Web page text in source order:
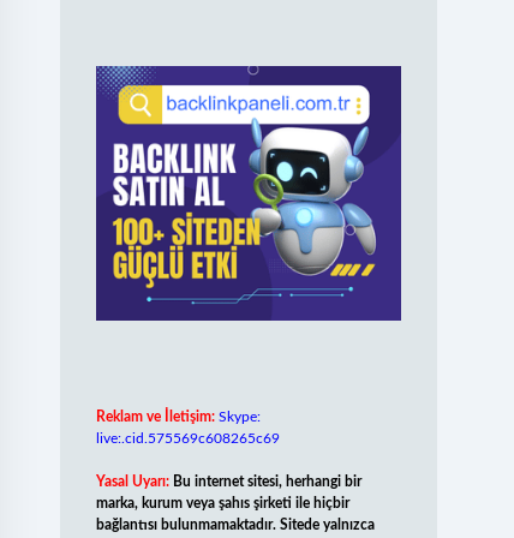
Reklam ve İletişim: Skype:
live:.cid.575569c608265c69
Yasal Uyarı: Bu internet sitesi, herhangi bir
marka, kurum veya şahıs şirketi ile hiçbir
bağlantısı bulunmamaktadır. Sitede yalnızca